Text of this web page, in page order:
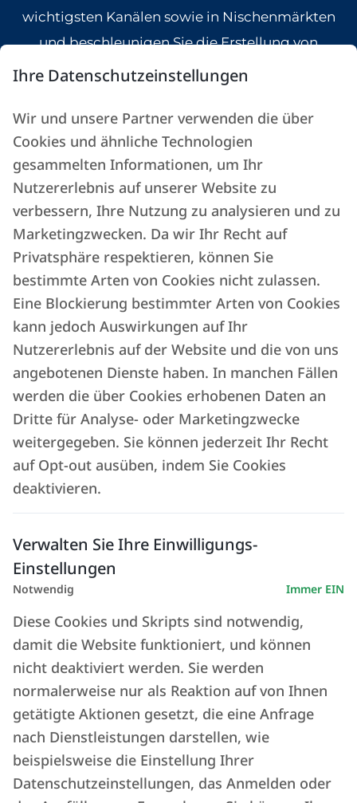
wichtigsten Kanälen sowie in Nischenmärkten
und beschleunigen Sie die Erstellung von
Anzeigen
Automatisieren Sie: die Rechnungsstellung, die
Vertragsunterzeichnung mit Gästen, den
Eigentümerbericht, den Online-Check-in, die
Datenübermittlung an das Meldeportal, die
Reinigung und die Instandhaltung
Steigern Sie die Einnahmen der Eigentümer ,
indem Sie die Pauschalsteuer (Cedolare Secca)
für sie nur auf deren tatsächlichen Gewinn
abführen
Die italienische
Verwaltungssoftware zur
Automatisierungvon
Bürokratie, Istat-Meldungen
und dem Meldeportal
(Alloggiati), mit
Unterstützung, Support und
Beratungin italienischer
Sprache
Ihre Datenschutzeinstellungen
Wir und unsere Partner verwenden die über
Cookies und ähnliche Technologien
gesammelten Informationen, um Ihr
Nutzererlebnis auf unserer Website zu
verbessern, Ihre Nutzung zu analysieren und zu
Marketingzwecken. Da wir Ihr Recht auf
Privatsphäre respektieren, können Sie
bestimmte Arten von Cookies nicht zulassen.
Eine Blockierung bestimmter Arten von Cookies
kann jedoch Auswirkungen auf Ihr
Nutzererlebnis auf der Website und die von uns
angebotenen Dienste haben. In manchen Fällen
werden die über Cookies erhobenen Daten an
Dritte für Analyse- oder Marketingzwecke
weitergegeben. Sie können jederzeit Ihr Recht
auf Opt-out ausüben, indem Sie Cookies
deaktivieren.
Verwalten Sie Ihre Einwilligungs-
Einstellungen
Notwendig Immer EIN
Diese Cookies und Skripts sind notwendig,
damit die Website funktioniert, und können
nicht deaktiviert werden. Sie werden
normalerweise nur als Reaktion auf von Ihnen
getätigte Aktionen gesetzt, die eine Anfrage
nach Dienstleistungen darstellen, wie
beispielsweise die Einstellung Ihrer
Datenschutzeinstellungen, das Anmelden oder